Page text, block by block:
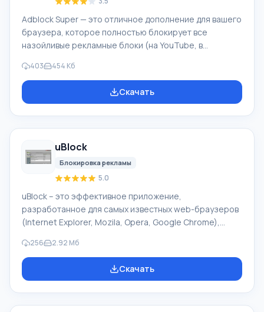
Adblock Super — это отличное дополнение для вашего
браузера, которое полностью блокирует все
назойливые рекламные блоки (на YouTube, в
дает возможность сделать ваше путешествие в сети
боле комфортным. Также приложение блокирует
известные вредоносные домены, что делает ваш
апплеты, шпионские программы и тому подоб
403 454 Кб
Скачать
uBlock
Блокировка рекламы
5.0
uBlock – это эффективное приложение,
разработанное для самых известных web-браузеров
(Internet Explorer, Mozila, Opera, Google Chrome),
рекламу. Приложение использует одновременно
более 1000 фильтров, которые позволяют
блокировать рекламу, и в то же время не грузит
256 2.92 Мб
Скачать